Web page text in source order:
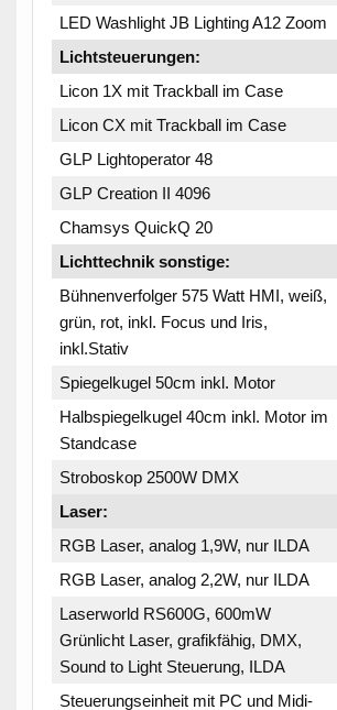
LED Washlight JB Lighting A12 Zoom
Lichtsteuerungen:
Licon 1X mit Trackball im Case
Licon CX mit Trackball im Case
GLP Lightoperator 48
GLP Creation II 4096
Chamsys QuickQ 20
Lichttechnik sonstige:
Bühnenverfolger 575 Watt HMI, weiß,
grün, rot, inkl. Focus und Iris,
inkl.Stativ
Spiegelkugel 50cm inkl. Motor
Halbspiegelkugel 40cm inkl. Motor im
Standcase
Stroboskop 2500W DMX
Laser:
RGB Laser, analog 1,9W, nur ILDA
RGB Laser, analog 2,2W, nur ILDA
Laserworld RS600G, 600mW
Grünlicht Laser, grafikfähig, DMX,
Sound to Light Steuerung, ILDA
Steuerungseinheit mit PC und Midi-